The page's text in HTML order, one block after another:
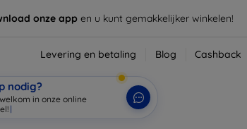
onze app en u kunt gemakkelijker winkelen!
Levering en betaling Blog Cashback
nodig?
in onze online
|